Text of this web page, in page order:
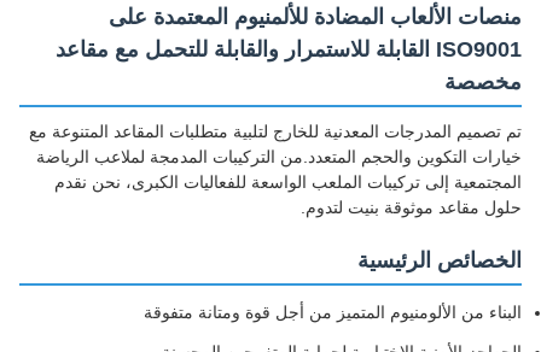
منصات الألعاب المضادة للألمنيوم المعتمدة على
ISO9001 القابلة للاستمرار والقابلة للتحمل مع مقاعد
مخصصة
تم تصميم المدرجات المعدنية للخارج لتلبية متطلبات المقاعد المتنوعة مع
خيارات التكوين والحجم المتعدد.من التركيبات المدمجة لملاعب الرياضة
المجتمعية إلى تركيبات الملعب الواسعة للفعاليات الكبرى، نحن نقدم
حلول مقاعد موثوقة بنيت لتدوم.
الخصائص الرئيسية
البناء من الألومنيوم المتميز من أجل قوة ومتانة متفوقة